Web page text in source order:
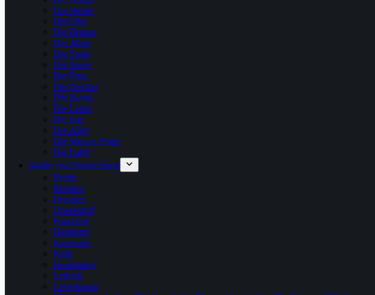
Die Weser
Die Elbe
Die Donau
Der Main
Die Saale
Die Spree
Die Ems
Der Neckar
Die Havel
Die Leine
Die Isar
Die Aller
Die Weisse Elster
Die Lahn
Städte von Deutschland
Berlin
Bremen
Dresden
Düsseldorf
Frankfurt
Hamburg
Karlsruhe
Köln
Heidelberg
Leipzig
Leverkusen